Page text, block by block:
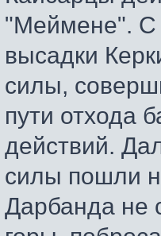
"Меймене". С
высадки
силы,
пути отхода
действий.
силы пошли
Дарбанда не